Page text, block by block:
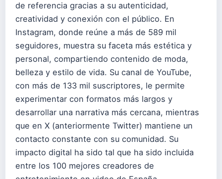
de referencia gracias a su autenticidad,
creatividad y conexión con el público. En
Instagram, donde reúne a más de 589 mil
seguidores, muestra su faceta más estética y
personal, compartiendo contenido de moda,
belleza y estilo de vida. Su canal de YouTube,
con más de 133 mil suscriptores, le permite
experimentar con formatos más largos y
desarrollar una narrativa más cercana, mientras
que en X (anteriormente Twitter) mantiene un
contacto constante con su comunidad. Su
impacto digital ha sido tal que ha sido incluida
entre los 100 mejores creadores de